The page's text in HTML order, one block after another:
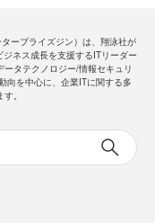
ープライズジン）は、翔泳社が
ネス成長を支援するITリーダー
タテクノロジー/情報セキュリ
向を中心に、企業ITに関する多
。